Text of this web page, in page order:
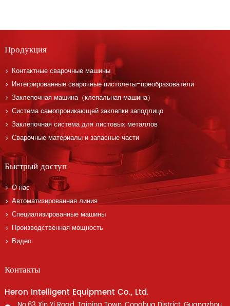
Продукция
Контактные сварочные машины
Интегрированные сварочные пистолеты-преобразователи
Заклепочная машина（клепальная машина）
Система самопроникающей заклепки заподлицо
Заклепочная система для листовых металлов
Сварочные материалы и запасные части
Быстрый доступ
О нас
Автоматизированная линия
Специализированные машины
Производственная мощность
Видео
Контакты
Heron Intelligent Equipment Co., Ltd.